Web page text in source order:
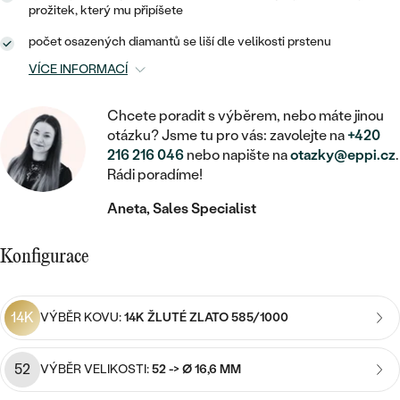
RUČNĚ RYTÉ
S VÝPLNÍ
DLE CENY
CENOVĚ DOSTUPNÉ
ZAČÍT S LAB-GROWN DIAMANTEM
ZAČÍT S BAREVNÝM DIAMANTEM
DLE DRAHOKAMU
DIAMANT
LAB-GROWN DIAMANT
MOISSANIT
BAREVNÝ DIAMANT
ČERNÝ DIAMANT
SALT AND PEPPER DIAMANT
BROŽE
DOPLŇKY
DLE MATERIÁLU
STŘÍBRO
PLATINA
DLE KAMENE
S DIAMANTY
DĚTSKÉ
PIERCING
DLE KAMENE
S DIAMANTY
S DRAHOKAMY
DLE CENY
CENOVĚ DOSTUPNÉ
LUXUSNÍ
ŘETÍZKY
VE TVARU SRDCE
SE ZVÍŘATY
DLE DRAHOKAMU
S DIAMANTY
S DRAHOKAMY
S PERLAMI
DLE CENY
STATEMENT
PERSONALIZOVANÉ
DLE DRAHOKAMU
S DRAHOKAMY
S PERLAMI
DLE CENY
prožitek, který mu připíšete
počet osazených diamantů se liší dle velikosti prstenu
VÍCE INFORMACÍ
Chcete poradit s výběrem, nebo máte jinou
otázku? Jsme tu pro vás: zavolejte na+420
216 216 046 nebo napište naotazky@eppi.cz.
Rádi poradíme!
Aneta, Sales Specialist
Konfigurace
14K VÝBĚR KOVU:14K ŽLUTÉ ZLATO 585/1000
52 VÝBĚR VELIKOSTI:52 -> Ø 16,6 MM